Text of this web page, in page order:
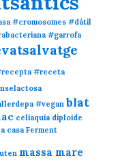
#cromosomes #dátil
#garrofa
#receta
#vegan blat
celiaquía diploide
casa Ferment
massa mare